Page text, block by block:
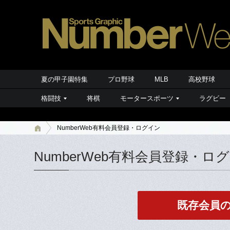
夏の甲子園特集 プロ野球 MLB 高校野球
格闘技 将棋 モータースポーツ ラグビー
NumberWeb有料会員登録・ログイン
NumberWeb有料会員登録・ロ
既存会員